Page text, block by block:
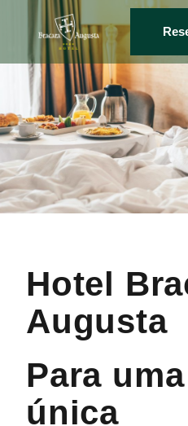
Hotel
Augusta
Para
única